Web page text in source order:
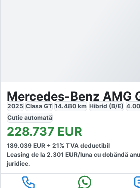
2025 Clasa GT 14.480 km Hibrid (B/E)
Cutie automată
228.737 EUR
189.039 EUR + 21% TVA deductibil
Leasing de la 2.301 EUR/luna cu dobăndă
juridice.